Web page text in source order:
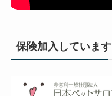
保険加入しています